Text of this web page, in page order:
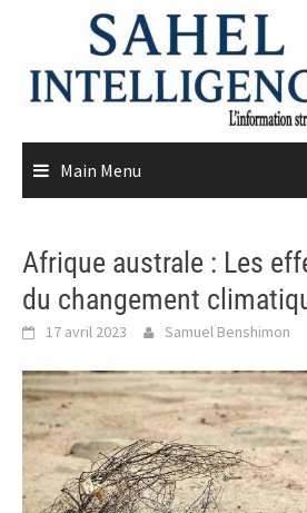
content
Main Menu
Afrique australe : Les
du changement
17 avril 2023 Samuel Benshimon